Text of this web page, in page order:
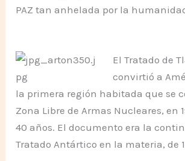
PAZ tan anhelada por la
El Tratado de
convirtió a
la primera región habitada que se
Zona Libre de Armas Nucleares, en
40 años. El documento era la
Tratado Antártico en la materia, de